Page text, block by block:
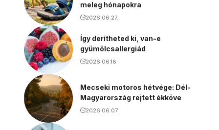
meleg hónapokra
2026.06.27.
Így derítheted ki, van-e
gyümölcsallergiád
2026.06.18.
Mecseki motoros hétvége: Dél-
Magyarország rejtett ékköve
2026.06.07.